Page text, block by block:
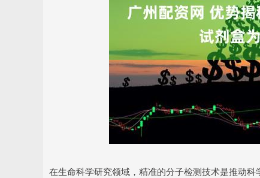
在生命科学研究领域，精准的分子检测技术是推动